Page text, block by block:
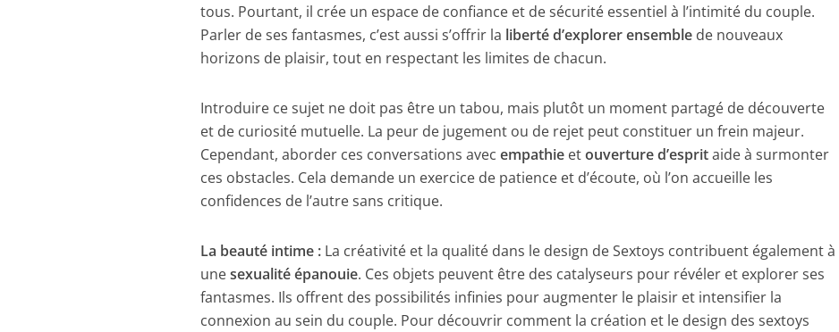
tous. Pourtant, il crée un espace de confiance et de sécurité essentiel à l’intimité du couple.
Parler de ses fantasmes, c’est aussi s’offrir la liberté d’explorer ensemble de nouveaux
horizons de plaisir, tout en respectant les limites de chacun.
Introduire ce sujet ne doit pas être un tabou, mais plutôt un moment partagé de découverte
et de curiosité mutuelle. La peur de jugement ou de rejet peut constituer un frein majeur.
Cependant, aborder ces conversations avecempathie etouverture d’espritaide à surmonter
ces obstacles. Cela demande un exercice de patience et d’écoute, où l’on accueille les
confidences de l’autre sans critique.
La beauté intime : La créativité et la qualité dans le design de Sextoys contribuent également à
unesexualité épanouie. Ces objets peuvent être des catalyseurs pour révéler et explorer ses
fantasmes. Ils offrent des possibilités infinies pour augmenter le plaisir et intensifier la
connexion au sein du couple. Pour découvrir comment la création et le design des sextoys